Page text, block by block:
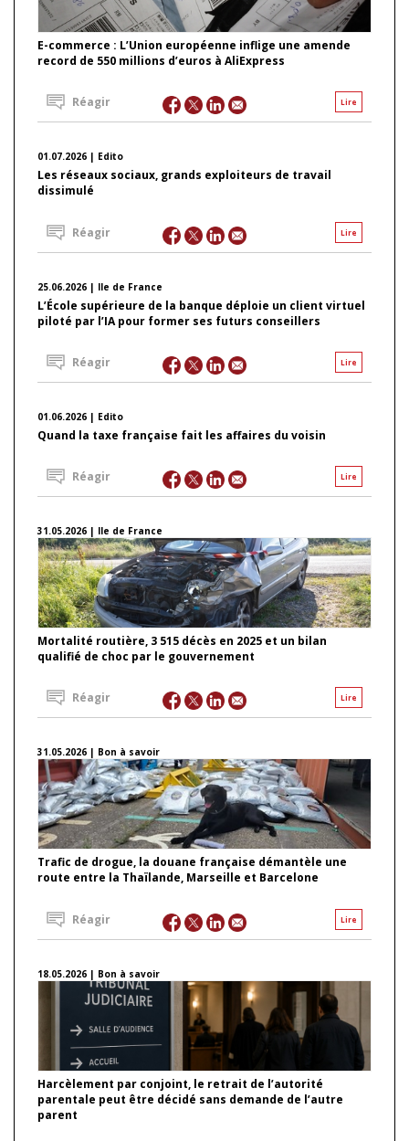
E-commerce : L’Union européenne inflige une amende
record de 550 millions d’euros à AliExpress
Lire
Réagir
01.07.2026 | Edito
Les réseaux sociaux, grands exploiteurs de travail
dissimulé
Lire
Réagir
25.06.2026 | Ile de France
L’École supérieure de la banque déploie un client virtuel
piloté par l’IA pour former ses futurs conseillers
Lire
Réagir
01.06.2026 | Edito
Quand la taxe française fait les affaires du voisin
Lire
Réagir
31.05.2026 | Ile de France
Mortalité routière, 3 515 décès en 2025 et un bilan
qualifié de choc par le gouvernement
Lire
Réagir
31.05.2026 | Bon à savoir
Trafic de drogue, la douane française démantèle une
route entre la Thaïlande, Marseille et Barcelone
Lire
Réagir
18.05.2026 | Bon à savoir
Harcèlement par conjoint, le retrait de l’autorité
parentale peut être décidé sans demande de l’autre
parent